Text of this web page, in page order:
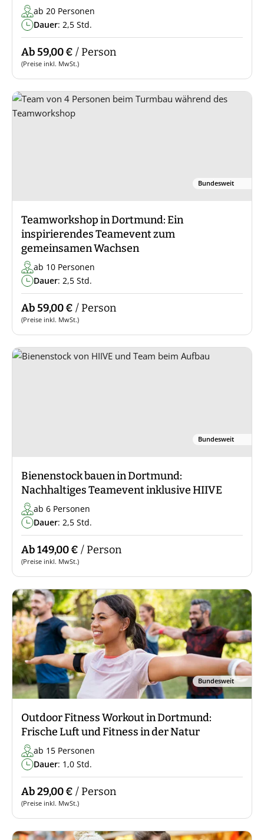
ab 20 Personen
Dauer: 2,5 Std.
Ab 59,00 € / Person
(Preise inkl. MwSt.)
Bundesweit
Teamworkshop in Dortmund: Ein
inspirierendes Teamevent zum
gemeinsamen Wachsen
ab 10 Personen
Dauer: 2,5 Std.
Ab 59,00 € / Person
(Preise inkl. MwSt.)
Bundesweit
Bienenstock bauen in Dortmund:
Nachhaltiges Teamevent inklusive HIIVE
ab 6 Personen
Dauer: 2,5 Std.
Ab 149,00 € / Person
(Preise inkl. MwSt.)
Bundesweit
Outdoor Fitness Workout in Dortmund:
Frische Luft und Fitness in der Natur
ab 15 Personen
Dauer: 1,0 Std.
Ab 29,00 € / Person
(Preise inkl. MwSt.)